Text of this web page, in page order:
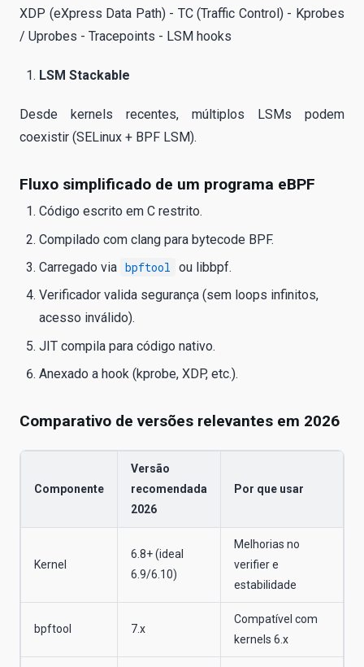
XDP (eXpress Data Path) - TC (Traffic Control) - Kprobes
/ Uprobes - Tracepoints - LSM hooks
LSM Stackable
Desde kernels recentes, múltiplos LSMs podem
coexistir (SELinux + BPF LSM).
Fluxo simplificado de um programa eBPF
Código escrito em C restrito.
Compilado com clang para bytecode BPF.
Carregado via bpftool ou libbpf.
Verificador valida segurança (sem loops infinitos,
acesso inválido).
JIT compila para código nativo.
Anexado a hook (kprobe, XDP, etc.).
Comparativo de versões relevantes em 2026
Componente
Versão
recomendada
2026
Por que usar
Kernel
6.8+ (ideal
6.9/6.10)
Melhorias no
verifier e
estabilidade
bpftool 7.x
Compatível com
kernels 6.x